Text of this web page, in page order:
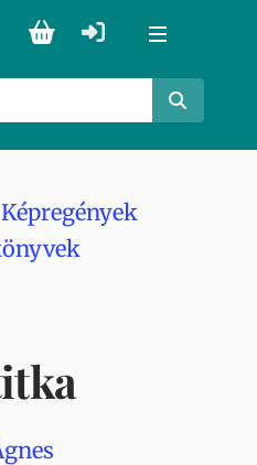
Képregények